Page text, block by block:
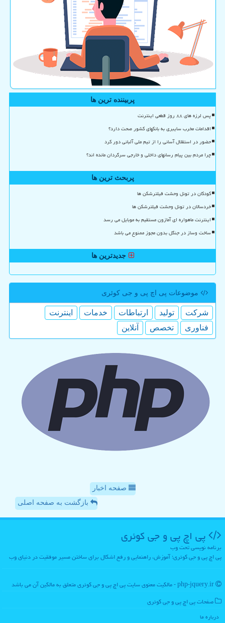
پربیننده ترین ها
پس لرزه های ۸۸ روز قطعی اینترنت
اقدامات مخرب سایبری به بانکهای کشور صحت دارد؟
حضور در استقلال آسانی را از تیم ملی آلبانی دور کرد
چرا مردم بین پیام رسانهای داخلی و خارجی سرگردان مانده اند؟
پربحث ترین ها
کودکان در تونل وحشت فیلترشکن ها
خردسالان در تونل وحشت فیلترشکن ها
اینترنت ماهواره ای آمازون مستقیم به موبایل می رسد
ساخت وساز در جنگل بدون مجوز ممنوع می باشد
جدیدترین ها
موضوعات پی اچ پی و جی كوئری
شركت تولید ارتباطات خدمات
اینترنت
فناوری
تخصص آنلاین
صفحه اخبار
بازگشت به صفحه اصلی
پی اچ پی و جی كوئری
برنامه نویسی تحت وب
پی اچ پی و جی کوئری؛ آموزش، راهنمایی و رفع اشکال برای ساختن مسیر موفقیت در دنیای وب
صفحات پی اچ پی و جی كوئری
درباره ما